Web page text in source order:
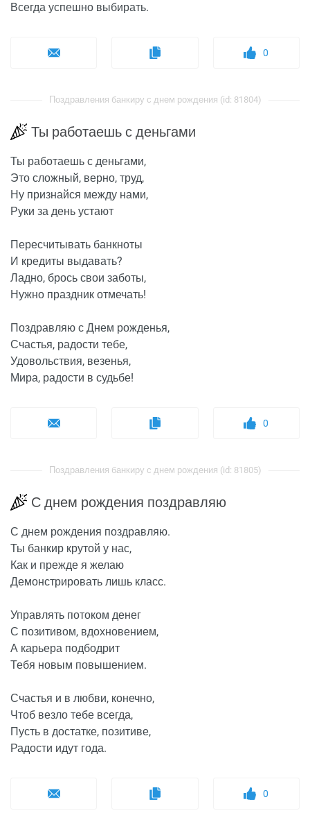
Всегда успешно выбирать.
0
Поздравления банкиру с днем рождения (id: 81804)
Ты работаешь с деньгами
Ты работаешь с деньгами,
Это сложный, верно, труд,
Ну признайся между нами,
Руки за день устают
Пересчитывать банкноты
И кредиты выдавать?
Ладно, брось свои заботы,
Нужно праздник отмечать!
Поздравляю с Днем рожденья,
Счастья, радости тебе,
Удовольствия, везенья,
Мира, радости в судьбе!
0
Поздравления банкиру с днем рождения (id: 81805)
С днем рождения поздравляю
С днем рождения поздравляю.
Ты банкир крутой у нас,
Как и прежде я желаю
Демонстрировать лишь класс.
Управлять потоком денег
С позитивом, вдохновением,
А карьера подбодрит
Тебя новым повышением.
Счастья и в любви, конечно,
Чтоб везло тебе всегда,
Пусть в достатке, позитиве,
Радости идут года.
0